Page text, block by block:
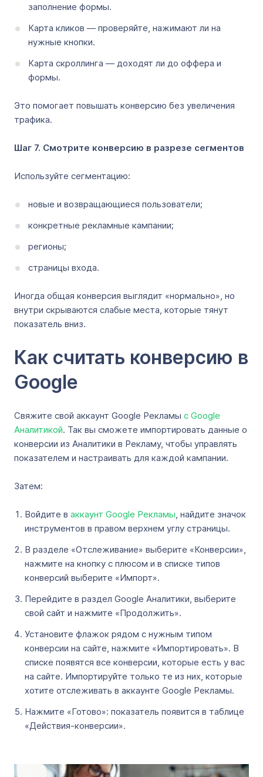
заполнение формы.
Карта кликов — проверяйте, нажимают ли на
нужные кнопки.
Карта скроллинга — доходят ли до оффера и
формы.
Это помогает повышать конверсию без увеличения
трафика.
Шаг 7. Смотрите конверсию в разрезе сегментов
Используйте сегментацию:
новые и возвращающиеся пользователи;
конкретные рекламные кампании;
регионы;
страницы входа.
Иногда общая конверсия выглядит «нормально», но
внутри скрываются слабые места, которые тянут
показатель вниз.
Как считать конверсию в
Google
Свяжите свой аккаунт Google Рекламы с Google
Аналитикой. Так вы сможете импортировать данные о
конверсии из Аналитики в Рекламу, чтобы управлять
показателем и настраивать для каждой кампании.
Затем:
Войдите в аккаунт Google Рекламы , найдите значок
инструментов в правом верхнем углу страницы.
В разделе «Отслеживание» выберите «Конверсии»,
нажмите на кнопку с плюсом и в списке типов
конверсий выберите «Импорт».
Перейдите в раздел Google Аналитики, выберите
свой сайт и нажмите «Продолжить».
Установите флажок рядом с нужным типом
конверсии на сайте, нажмите «Импортировать». В
списке появятся все конверсии, которые есть у вас
на сайте. Импортируйте только те из них, которые
хотите отслеживать в аккаунте Google Рекламы.
Нажмите «Готово»: показатель появится в таблице
«Действия-конверсии».